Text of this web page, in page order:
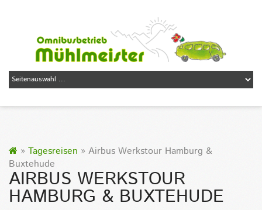
» Tagesreisen » Airbus Werkstour Hamburg &
Buxtehude
AIRBUS WERKSTOUR
HAMBURG & BUXTEHUDE